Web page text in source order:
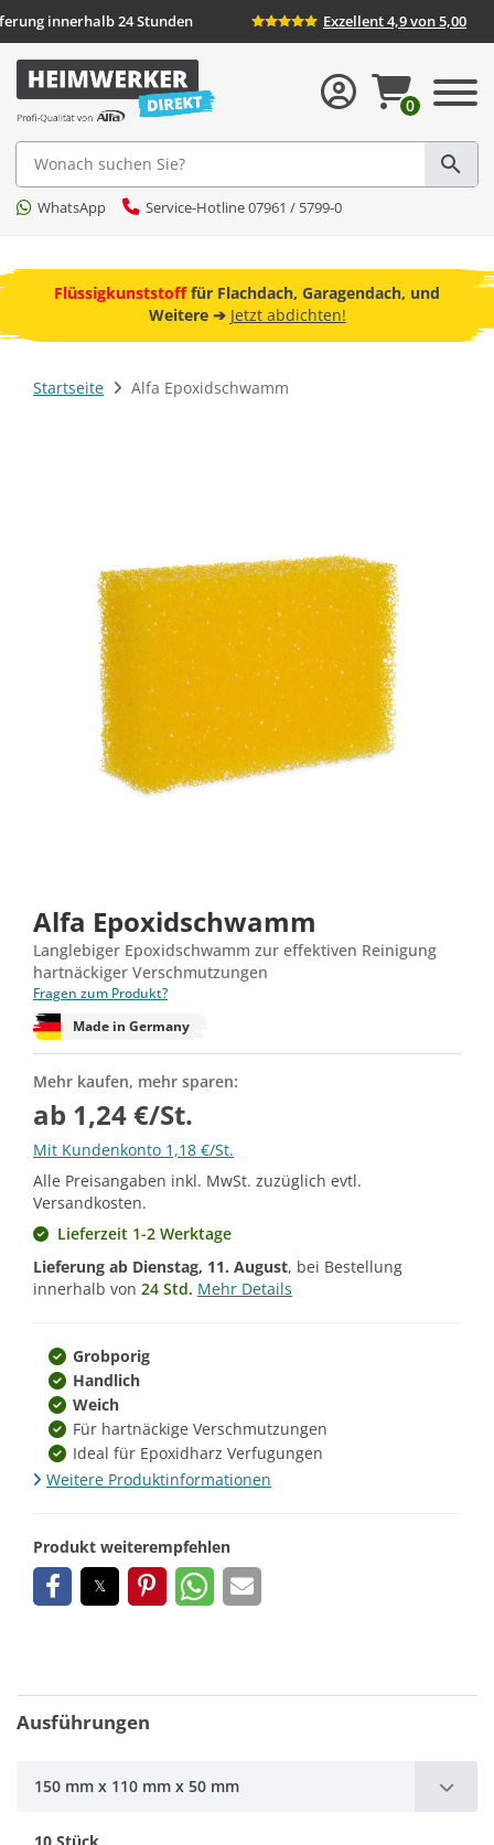
innerhalb 24 Stunden Exzellent 4,9 von 5,00
Suche
WhatsApp Service-Hotline 07961 / 5799-0
0
Flüssigkunststofffür Flachdach, Garagendach, und
Weitere ➔ Jetzt abdichten!
Startseite Alfa Epoxidschwamm
Alfa Epoxidschwamm
Langlebiger Epoxidschwamm zur effektiven Reinigung
hartnäckiger Verschmutzungen
Fragen zum Produkt?
Made in Germany
Mehr kaufen, mehr sparen:
ab 1,24 €/St.
Mit Kundenkonto 1,18 €/St.
Alle Preisangaben inkl. MwSt. zuzüglich evtl.
Versandkosten.
Lieferzeit 1-2 Werktage
Lieferung ab Dienstag, 11. August, bei Bestellung
innerhalb von 24 Std. Mehr Details
Grobporig
Handlich
Weich
Für hartnäckige Verschmutzungen
Ideal für Epoxidharz Verfugungen
Weitere Produktinformationen
Produkt weiterempfehlen
Ausführungen
150 mm x 110 mm x 50 mm
10 Stück